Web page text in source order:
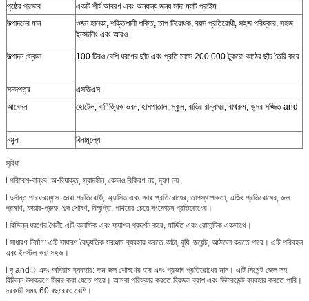
পৃষ্ঠের প্রভাব
একটি শীর্ষ আবরণ এবং অন্যান্য জন্য সাদা ম্যাট প্রাইম
উত্পাদনের মান
ওজন হালকা, শক্তিশালী শক্তি, তাপ নিরোধক, বয়স প্রতিরোধী, সহজ পরিষ্কার, সহজ
ইনস্টলিং এবং আরও
উত্পাদন স্কেল 100 টিরও বেশি ধরণের ছাঁচ এবং প্রতি মাসে 200,000 টুকরো কাঠের ছাঁচ তৈরি করে
সনদপত্র
এসজিএস
আবেদন
হোটেল, বাণিজ্যিক ভবন, হাসপাতাল, স্কুল, বাড়ির রান্নাঘর, বাথরুম, অন্দর সজ্জিত and
নমুনা বিনামূল্যে
সুবিধা
l পরিবেশ-বান্ধব: অ-বিষাক্ত, স্বাদহীন, কোনও বিকিরণ নয়, দূষণ নয়
l দুর্দান্ত পারফরম্যান্স: জারা-প্রতিরোধী, অ্যাসিড এবং ক্ষার-প্রতিরোধের, তাপস্থাপকতা, এজিং প্রতিরোধের, জল-
প্রমাণ, ফায়ার-প্রুফ, শব্দ শোষণ, বিলুপ্তি, পাথরের চেয়ে সংকোচন প্রতিরোধের।
l বিভিন্ন ধরণের শৈলী: এটি ক্লাসিক এবং ফ্যাশন প্রদর্শন করে, মার্জিত এবং রোমান্টিক একসাথে।
l সাধারণ নির্মাণ: এটি সাধারণ বৈদ্যুতিক সরঞ্জাম ব্যবহার করতে কাটা, ঘুষি, জয়েন্ট, আঠালো করতে পারে। এটি পরিবহন
এবং ইনস্টল করা সহজ।
l দৃ and় এবং অবিরাম ব্যবহার: কম জল শোষণের হার এবং প্রভাব প্রতিরোধের মান। এটি সিমেন্ট জেল সহ
বিভিন্ন উপকরণে স্থির করা যেতে পারে। আমরা পরিষ্কার করতে ব্রিজল ব্রাশ এবং ডিটারজেন্ট ব্যবহার করতে পারি।
দরকারী সময় 60 বছরেরও বেশি।